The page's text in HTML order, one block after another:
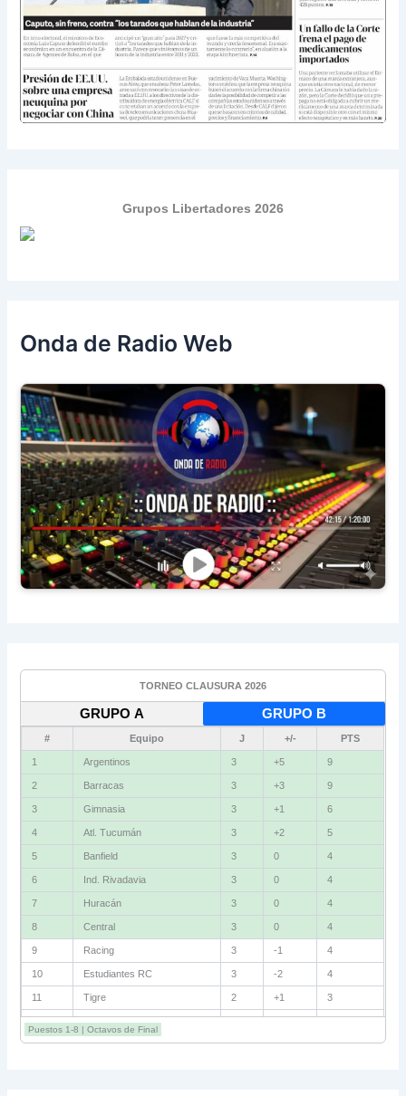
Grupos Libertadores 2026
Onda de Radio Web
TORNEO CLAUSURA 2026
GRUPO A GRUPO B
# Equipo J +/- PTS
1 Argentinos 3 +5 9
2 Barracas 3 +3 9
3 Gimnasia 3 +1 6
4 Atl. Tucumán 3 +2 5
5 Banfield 3 0 4
6 Ind. Rivadavia 3 0 4
7 Huracán 3 0 4
8 Central 3 0 4
9 Racing 3 -1 4
10 Estudiantes RC 3 -2 4
11 Tigre 2 +1 3
12 Belgrano 2 0 3
13 Sarmiento 3 -1 3
Puestos 1-8 | Octavos de Final